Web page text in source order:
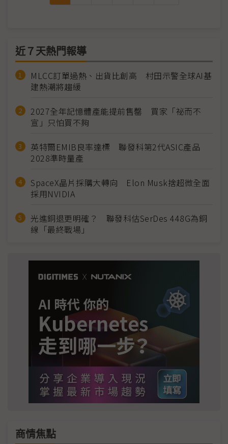
近７天熱門報導
MLCC訂單過熱、出貨比創高 村田示警全球AI基
建熱潮將趨緩
2027全年記憶體產能提前售罄 買家「祕而不
宣」只怕買不夠
英特爾EMIB良率達標 聯發科第2代ASIC產品
2028準時量產
SpaceX晶片採購大轉向 Elon Musk捨超微全面
採用NVIDIA
光進銅退更明確？ 聯發科估SerDes 448G為銅
線「最終戰場」
商情焦點